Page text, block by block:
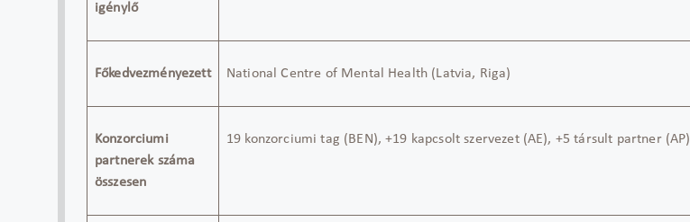
igénylő
Főkedvezményezett National Centre of Mental Health (Latvia, Riga)
Konzorciumi
partnerek száma
összesen
19 konzorciumi tag (BEN), +19 kapcsolt szervezet (AE), +5 társult partner (AP)